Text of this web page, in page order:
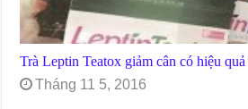
Trà Leptin Teatox giảm cân có hiệu
Tháng 11 5, 2016